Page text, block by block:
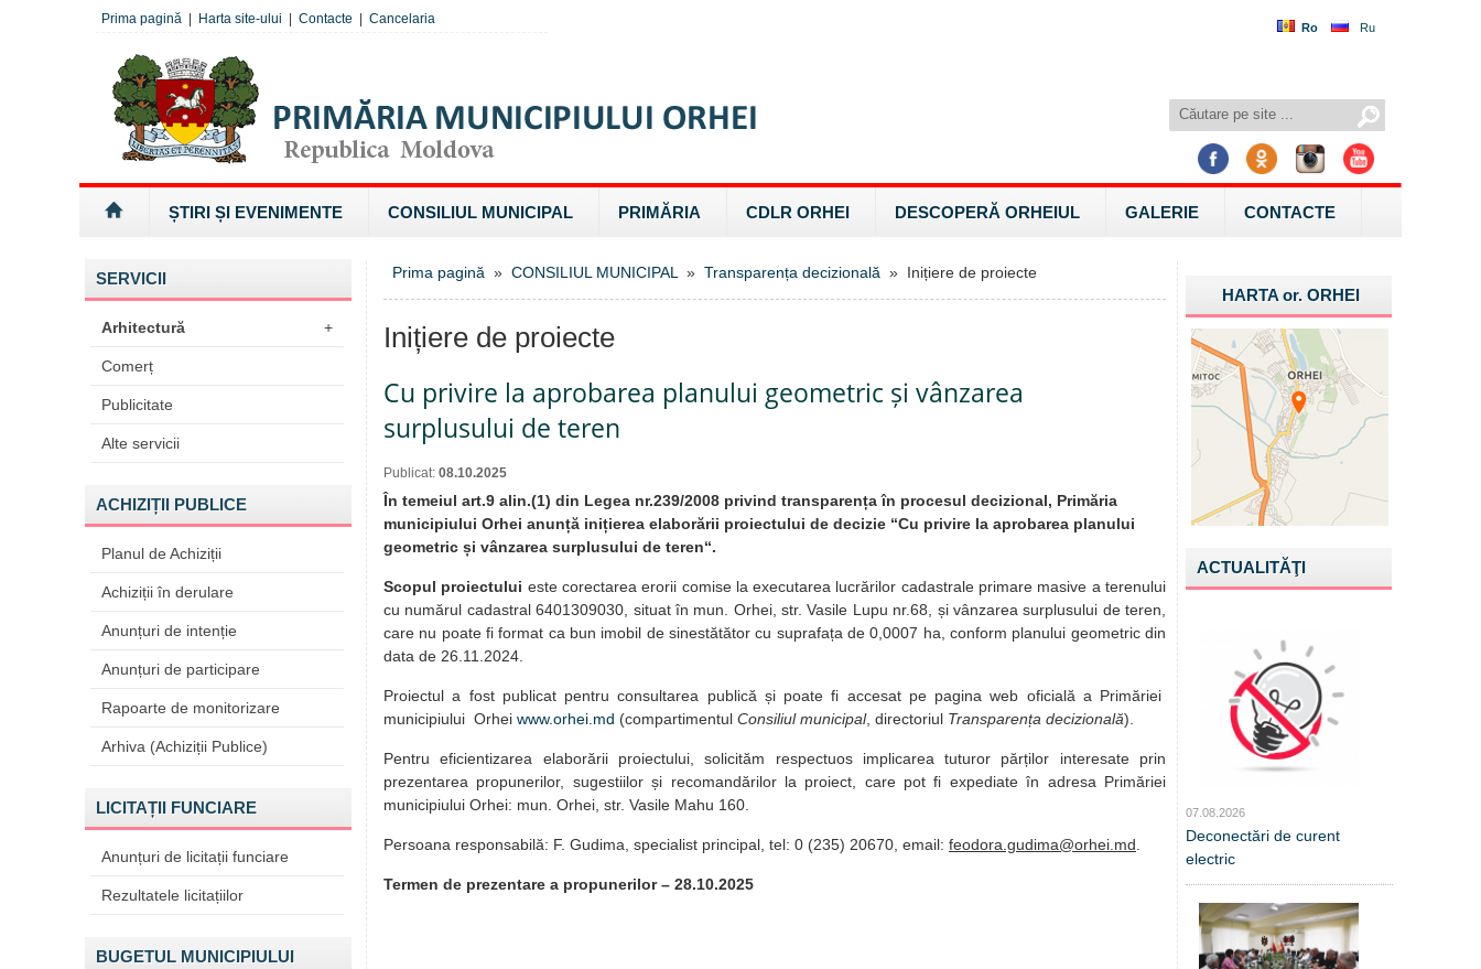
Ro Ru
Prima pagină Harta site-ului Contacte Cancelaria
ȘTIRI ȘI EVENIMENTE CONSILIUL MUNICIPAL PRIMĂRIA CDLR ORHEI DESCOPERĂ ORHEIUL GALERIE CONTACTE
SERVICII
Arhitectură +
Comerț
Publicitate
Alte servicii
ACHIZIȚII PUBLICE
Planul de Achiziții
Achiziții în derulare
Anunțuri de intenție
Anunțuri de participare
Rapoarte de monitorizare
Arhiva (Achiziții Publice)
LICITAȚII FUNCIARE
Anunțuri de licitații funciare
Rezultatele licitațiilor
BUGETUL MUNICIPIULUI
Prima pagină » CONSILIUL MUNICIPAL » Transparența decizională » Inițiere de proiecte
Inițiere de proiecte
Cu privire la aprobarea planului geometric și vânzarea
surplusului de teren
Publicat: 08.10.2025
În temeiul art.9 alin.(1) din Legea nr.239/2008 privind transparența în procesul decizional, Primăria
municipiului Orhei anunță inițierea elaborării proiectului de decizie “Cu privire la aprobarea planului
geometric și vânzarea surplusului de teren“.
Scopul proiectului este corectarea erorii comise la executarea lucrărilor cadastrale primare masive a terenului
cu numărul cadastral 6401309030, situat în mun. Orhei, str. Vasile Lupu nr.68, și vânzarea surplusului de teren,
care nu poate fi format ca bun imobil de sinestătător cu suprafața de 0,0007 ha, conform planului geometric din
data de 26.11.2024.
Proiectul a fost publicat pentru consultarea publică și poate fi accesat pe pagina web oficială a Primăriei
municipiului Orhei www.orhei.md (compartimentul Consiliul municipal, directoriul Transparența decizională).
Pentru eficientizarea elaborării proiectului, solicităm respectuos implicarea tuturor părților interesate prin
prezentarea propunerilor, sugestiilor și recomandărilor la proiect, care pot fi expediate în adresa Primăriei
municipiului Orhei: mun. Orhei, str. Vasile Mahu 160.
Persoana responsabilă: F. Gudima, specialist principal, tel: 0 (235) 20670, email: feodora.gudima@orhei.md
Termen de prezentare a propunerilor – 28.10.2025
HARTA or.ORHEI
ACTUALITĂŢI
07.08.2026
Deconectări de curent
electric